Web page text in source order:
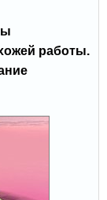
работы.